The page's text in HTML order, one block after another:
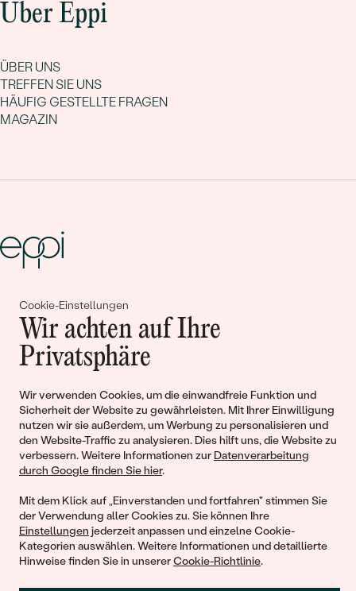
Cookie-Einstellungen
Wir achten auf Ihre
Privatsphäre
Wir verwenden Cookies, um die einwandfreie Funktion und
Sicherheit der Website zu gewährleisten. Mit Ihrer Einwilligung
nutzen wir sie außerdem, um Werbung zu personalisieren und
den Website-Traffic zu analysieren. Dies hilft uns, die Website zu
verbessern. Weitere Informationen zur Datenverarbeitung
durch Google finden Sie hier.
Mit dem Klick auf „Einverstanden und fortfahren" stimmen Sie
der Verwendung aller Cookies zu. Sie können Ihre
Einstellungen jederzeit anpassen und einzelne Cookie-
Kategorien auswählen. Weitere Informationen und detaillierte
Hinweise finden Sie in unsererCookie-Richtlinie.
Über Eppi
ÜBER UNS
TREFFEN SIE UNS
HÄUFIG GESTELLTE FRAGEN
MAGAZIN
Gemeinsam erschaffen wir
Geschichten von Schönheit und
Liebe
Begleiten Sie uns!
© 2011 - 2026, Eppi.de